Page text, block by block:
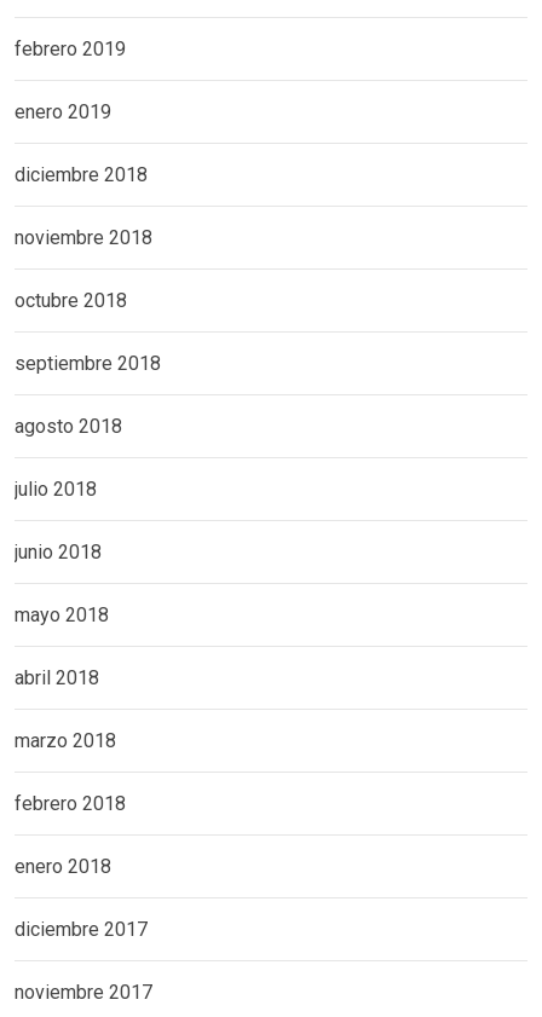
febrero 2019
enero 2019
diciembre 2018
noviembre 2018
octubre 2018
septiembre 2018
agosto 2018
julio 2018
junio 2018
mayo 2018
abril 2018
marzo 2018
febrero 2018
enero 2018
diciembre 2017
noviembre 2017